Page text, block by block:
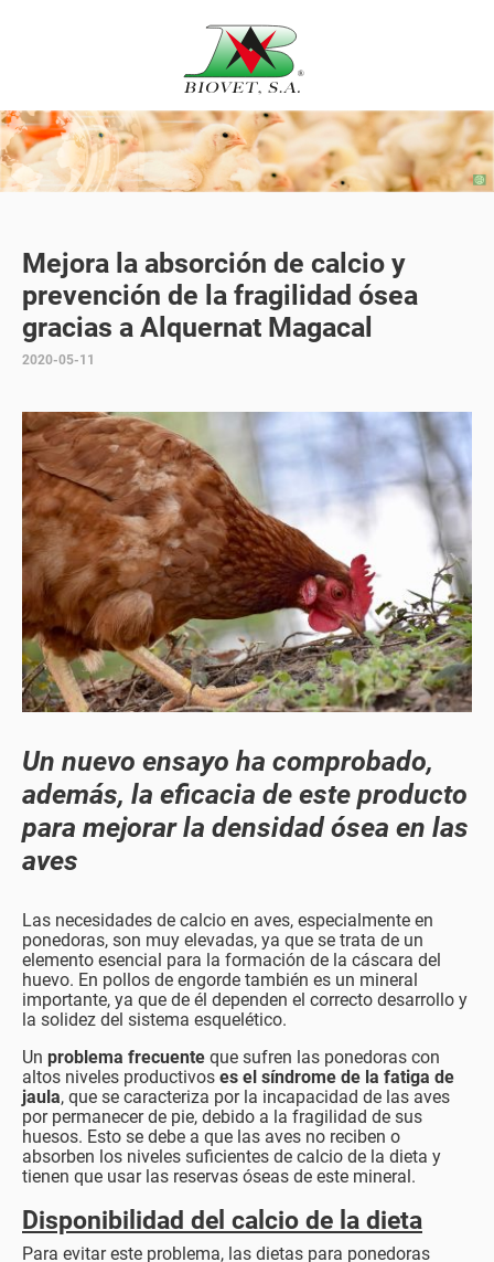
Mejora la absorción de calcio y
prevención de la fragilidad ósea
gracias a Alquernat Magacal
2020-05-11
Un nuevo ensayo ha comprobado,
además, la eficacia de este producto
para mejorar la densidad ósea en las
aves
Las necesidades de calcio en aves, especialmente en
ponedoras, son muy elevadas, ya que se trata de un
elemento esencial para la formación de la cáscara del
huevo. En pollos de engorde también es un mineral
importante, ya que de él dependen el correcto desarrollo y
la solidez del sistema esquelético.
Un problema frecuente que sufren las ponedoras con
altos niveles productivos es el síndrome de la fatiga de
jaula, que se caracteriza por la incapacidad de las aves
por permanecer de pie, debido a la fragilidad de sus
huesos. Esto se debe a que las aves no reciben o
absorben los niveles suficientes de calcio de la dieta y
tienen que usar las reservas óseas de este mineral.
Disponibilidad del calcio de la dieta
Para evitar este problema, las dietas para ponedoras